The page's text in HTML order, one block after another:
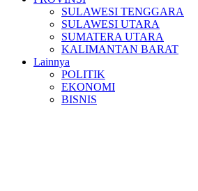
SULAWESI TENGGARA
SULAWESI UTARA
SUMATERA UTARA
KALIMANTAN BARAT
Lainnya
POLITIK
EKONOMI
BISNIS